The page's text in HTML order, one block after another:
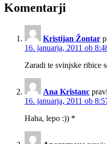
Komentarji
Kristijan Žontar
16. januarja, 2011 ob
Zaradi te svinjske ribice
Ana Kristanc
16. januarja, 2011 ob
Haha, lepo :)) *